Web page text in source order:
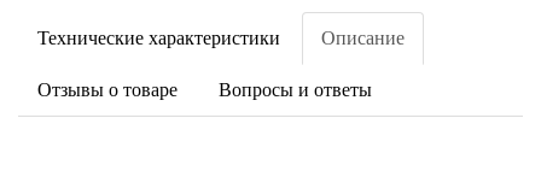
Технические характеристики Описание
Отзывы о товаре Вопросы и ответы